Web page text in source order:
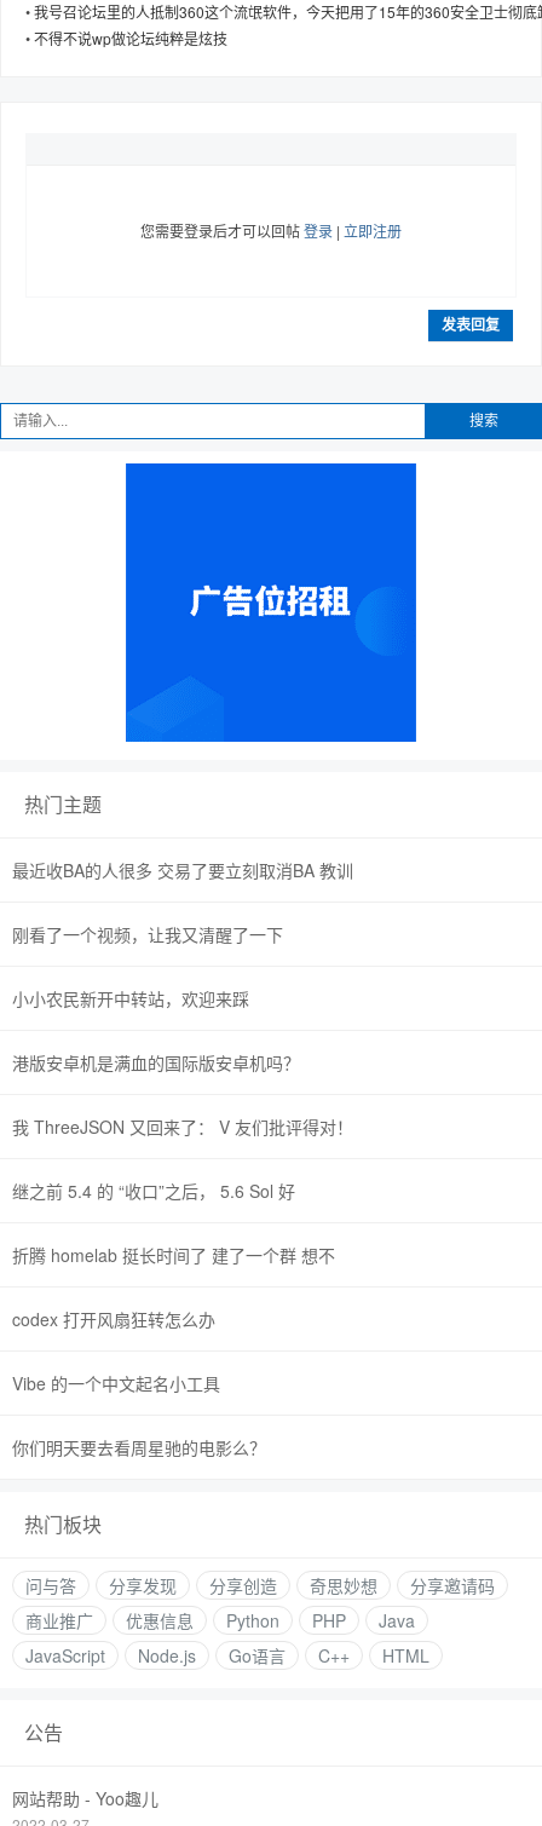
•我号召论坛里的人抵制360这个流氓软件，今天把用了15年的360安全卫士彻底
载不用了
•不得不说wp做论坛纯粹是炫技
您需要登录后才可以回帖登录 | 立即注册
发表回复
搜索
热门主题
最近收BA的人很多 交易了要立刻取消BA 教训
刚看了一个视频，让我又清醒了一下
小小农民新开中转站，欢迎来踩
港版安卓机是满血的国际版安卓机吗？
我 ThreeJSON 又回来了： V 友们批评得对！
继之前 5.4 的 “收口”之后， 5.6 Sol 好
折腾 homelab 挺长时间了 建了一个群 想不
codex 打开风扇狂转怎么办
Vibe 的一个中文起名小工具
你们明天要去看周星驰的电影么？
热门板块
问与答 分享发现 分享创造 奇思妙想
分享邀请码
商业推广
优惠信息 Python PHP
Java
JavaScript
Node.js Go语言 C++ HTML
公告
网站帮助 - Yoo趣儿